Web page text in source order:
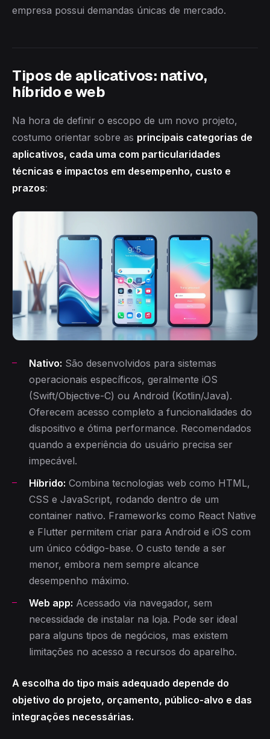
empresa possui demandas únicas de mercado.
Tipos de aplicativos: nativo,
híbrido e web
Na hora de definir o escopo de um novo projeto,
costumo orientar sobre as principais categorias de
aplicativos, cada uma com particularidades
técnicas e impactos em desempenho, custo e
prazos:
Nativo: São desenvolvidos para sistemas
operacionais específicos, geralmente iOS
(Swift/Objective-C) ou Android (Kotlin/Java).
Oferecem acesso completo a funcionalidades do
dispositivo e ótima performance. Recomendados
quando a experiência do usuário precisa ser
impecável.
Híbrido: Combina tecnologias web como HTML,
CSS e JavaScript, rodando dentro de um
container nativo. Frameworks como React Native
e Flutter permitem criar para Android e iOS com
um único código-base. O custo tende a ser
menor, embora nem sempre alcance
desempenho máximo.
Web app: Acessado via navegador, sem
necessidade de instalar na loja. Pode ser ideal
para alguns tipos de negócios, mas existem
limitações no acesso a recursos do aparelho.
A escolha do tipo mais adequado depende do
objetivo do projeto, orçamento, público-alvo e das
integrações necessárias.